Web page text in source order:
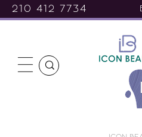
210 412 7734